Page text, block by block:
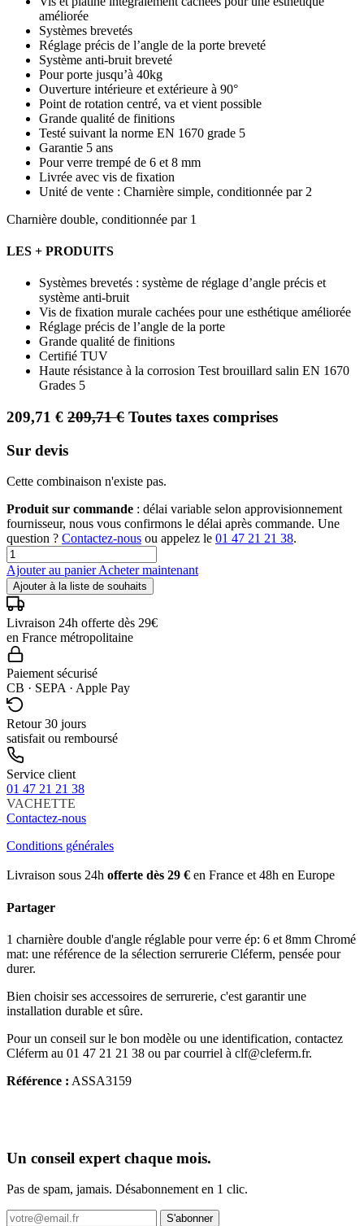
améliorée
Systèmes brevetés
Réglage précis de l’angle de la porte breveté
Système anti-bruit breveté
Pour porte jusqu’à 40kg
Ouverture intérieure et extérieure à 90°
Point de rotation centré, va et vient possible
Grande qualité de finitions
Testé suivant la norme EN 1670 grade 5
Garantie 5 ans
Pour verre trempé de 6 et 8 mm
Livrée avec vis de fixation
Unité de vente : Charnière simple, conditionnée par 2
Charnière double, conditionnée par 1
LES + PRODUITS
Systèmes brevetés : système de réglage d’angle précis et
système anti-bruit
Vis de fixation murale cachées pour une esthétique améliorée
Réglage précis de l’angle de la porte
Grande qualité de finitions
Certifié TUV
Haute résistance à la corrosion Test brouillard salin EN 1670
Grades 5
209,71 € 209,71€ Toutes taxes comprises
Sur devis
Cette combinaison n'existe pas.
Produit sur commande : délai variable selon approvisionnement
fournisseur, nous vous confirmons le délai après commande. Une
question ? Contactez-nous ou appelez le 01 47 21 21 38.
Ajouter au panierAcheter maintenant
Ajouter à la liste de souhaits
Livraison 24h offerte dès 29€
en France métropolitaine
Paiement sécurisé
CB · SEPA · Apple Pay
Retour 30 jours
satisfait ou remboursé
Service client
01 47 21 21 38
VACHETTE
Contactez-nous
Conditions générales
Livraison sous 24h offerte dès 29 € en France et 48h en Europe
Partager
1 charnière double d'angle réglable pour verre ép: 6 et 8mm Chromé
mat: une référence de la sélection serrurerie Cléferm, pensée pour
durer.
Bien choisir ses accessoires de serrurerie, c'est garantir une
installation durable et sûre.
Pour un conseil sur le bon modèle ou une identification, contactez
Cléferm au 01 47 21 21 38 ou par courriel à clf@cleferm.fr.
Référence : ASSA3159
Un conseil expert chaque mois.
Pas de spam, jamais. Désabonnement en 1 clic.
S'abonner